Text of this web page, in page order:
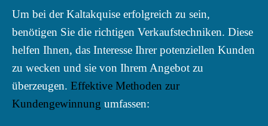
Um bei der Kaltakquise erfolgreich zu sein,
benötigen Sie die richtigen Verkaufstechniken. Diese
helfen Ihnen, das Interesse Ihrer potenziellen Kunden
zu wecken und sie von Ihrem Angebot zu
überzeugen. Effektive Methoden zur
Kundengewinnung umfassen: